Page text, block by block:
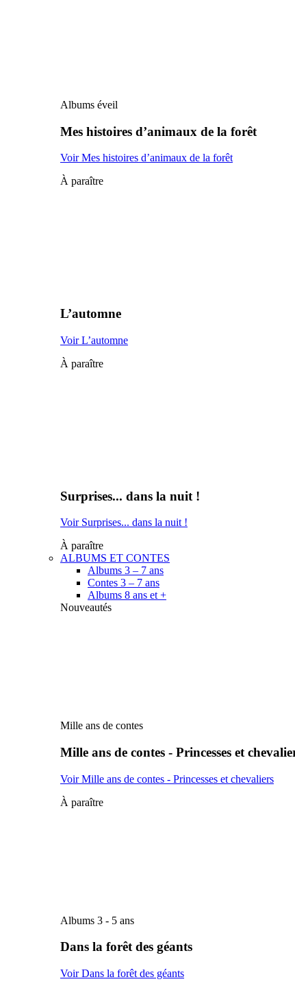
Albums éveil
Mes histoires d’animaux de la forêt
Voir Mes histoires d’animaux de la forêt
À paraître
L’automne
Voir L’automne
À paraître
Surprises... dans la nuit !
Voir Surprises... dans la nuit !
À paraître
ALBUMS ET CONTES
Albums 3 – 7 ans
Contes 3 – 7 ans
Albums 8 ans et +
Nouveautés
Mille ans de contes
Mille ans de contes - Princesses et
Voir Mille ans de contes - Princesses et chevaliers
À paraître
Albums 3 - 5 ans
Dans la forêt des géants
Voir Dans la forêt des géants